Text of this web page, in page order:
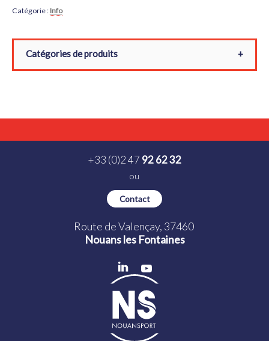
Catégorie : Info
Catégories de produits
+33 (0)2 47 92 62 32
ou
Contact
Route de Valençay, 37460
Nouans les Fontaines